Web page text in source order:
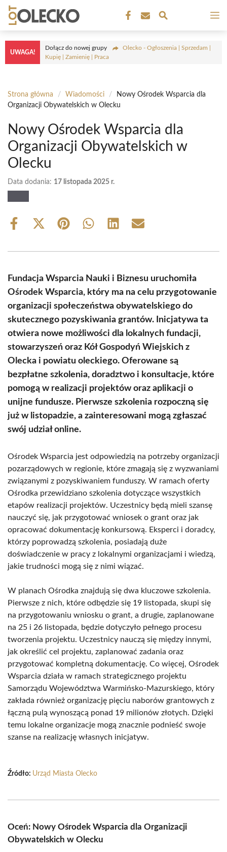
Przejdź
treści
UWAGA!
Dołącz do nowej grupy
Olecko - Ogłoszenia | Sprzedam |
Kupię | Zamienię | Praca
Strona główna / Wiadomości /
Nowy Ośrodek Wsparcia dla
Organizacji Obywatelskich w Olecku
Nowy Ośrodek Wsparcia dla
Organizacji Obywatelskich w
Olecku
Data dodania: 17 listopada 2025 r.
Share
Share
(Twitter)
Share Share Share Share
Fundacja Wsparcia Nauki i Biznesu uruchomiła
Ośrodek Wsparcia, który ma na celu przygotowanie
organizacji społeczeństwa obywatelskiego do
skutecznego pozyskiwania grantów. Inicjatywa ta
otwiera nowe możliwości dla lokalnych fundacji,
stowarzyszeń oraz Kół Gospodyń Wiejskich z
Olecka i powiatu oleckiego. Oferowane są
bezpłatne szkolenia, doradztwo i konsultacje, które
pomogą w realizacji projektów oraz aplikacji o
unijne fundusze. Pierwsze szkolenia rozpoczną się
już w listopadzie, a zainteresowani mogą zgłaszać
swój udział online.
Ośrodek Wsparcia jest odpowiedzią na potrzeby organizacji
pozarządowych w regionie, które zmagają się z wyzwaniami
związanymi z pozyskiwaniem funduszy. W ramach oferty
Ośrodka przewidziano szkolenia dotyczące wszystkich
etapów realizacji projektów. Uczestnicy będą mieli szansę
nauczyć się, jak przygotować wniosek o grant oraz jak
opracować dokumentację konkursową. Eksperci i doradcy,
którzy poprowadzą szkolenia, posiadają duże
doświadczenie w pracy z lokalnymi organizacjami i wiedzą,
jakie trudności mogą się z nimi wiązać.
W planach Ośrodka znajdują się dwa kluczowe szkolenia.
Pierwsze z nich, które odbędzie się 19 listopada, skupi się
na przygotowaniu wniosku o grant, a drugie, zaplanowane
na 25 i 26 listopada, będzie dotyczyło pełnego procesu
tworzenia projektu. Uczestnicy nauczą się między innymi,
jak określić cel projektu, zaplanować zadania oraz
przygotować kompletną dokumentację. Co więcej, Ośrodek
Wsparcia działa w ramach strategicznego projektu
Samorządu Województwa Warmińsko-Mazurskiego, który
zakłada również organizację pięciu naborów grantowych z
łączną pulą wynoszącą ponad 19 milionów złotych. Dzięki
temu lokalne organizacje mogą znacznie podnieść swoje
szanse na realizację własnych inicjatyw.
Źródło: Urząd Miasta Olecko
Oceń: Nowy Ośrodek Wsparcia dla Organizacji
Obywatelskich w Olecku